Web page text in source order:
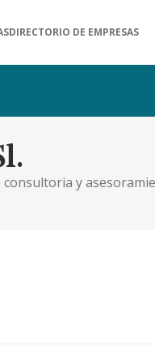
DIRECTORIO DE EMPRESAS
y